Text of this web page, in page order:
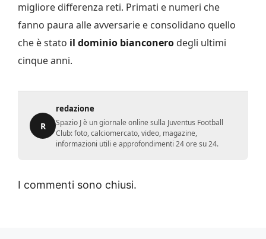
migliore differenza reti. Primati e numeri che
fanno paura alle avversarie e consolidano quello
che è stato il dominio bianconero degli ultimi
cinque anni.
R
redazione
Spazio J è un giornale online sulla Juventus Football
Club: foto, calciomercato, video, magazine,
informazioni utili e approfondimenti 24 ore su 24.
I commenti sono chiusi.